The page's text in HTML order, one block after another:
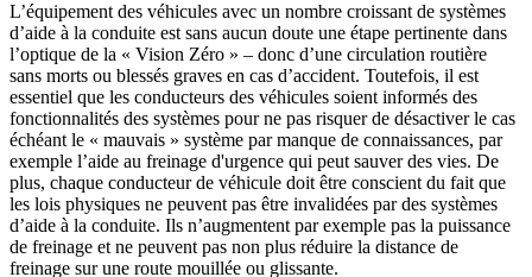
L’équipement des véhicules avec un nombre croissant de systèmes
d’aide à la conduite est sans aucun doute une étape pertinente dans
l’optique de la « Vision Zéro » – donc d’une circulation routière
sans morts ou blessés graves en cas d’accident. Toutefois, il est
essentiel que les conducteurs des véhicules soient informés des
fonctionnalités des systèmes pour ne pas risquer de désactiver le cas
échéant le « mauvais » système par manque de connaissances, par
exemple l’aide au freinage d'urgence qui peut sauver des vies. De
plus, chaque conducteur de véhicule doit être conscient du fait que
les lois physiques ne peuvent pas être invalidées par des systèmes
d’aide à la conduite. Ils n’augmentent par exemple pas la puissance
de freinage et ne peuvent pas non plus réduire la distance de
freinage sur une route mouillée ou glissante.